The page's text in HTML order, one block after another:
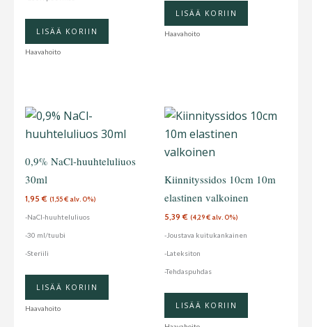
LISÄÄ KORIIN
Haavahoito
LISÄÄ KORIIN
Haavahoito
0,9% NaCl-huuhteluliuos
30ml
1,95€ (1,55€ alv. 0%)
-NaCl-huuhteluliuos
-30 ml/tuubi
-Steriili
LISÄÄ KORIIN
Haavahoito
Kiinnityssidos 10cm 10m
elastinen valkoinen
5,39€ (4,29€ alv. 0%)
-Joustava kuitukankainen
-Lateksiton
-Tehdaspuhdas
LISÄÄ KORIIN